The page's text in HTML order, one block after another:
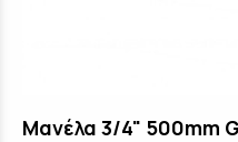
Μανέλα 3/4" 500mm